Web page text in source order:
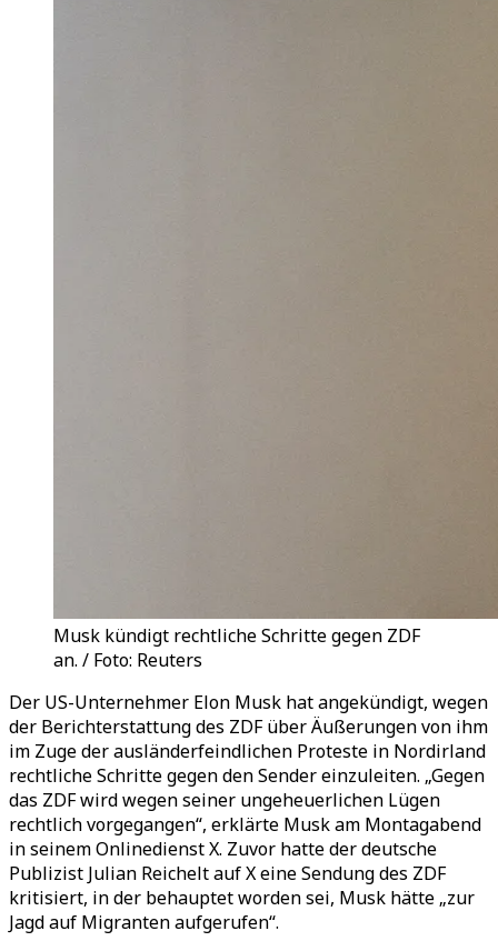
Musk kündigt rechtliche Schritte gegen ZDF
an. / Foto: Reuters
Der US-Unternehmer Elon Musk hat angekündigt, wegen
der Berichterstattung des ZDF über Äußerungen von ihm
im Zuge der ausländerfeindlichen Proteste in Nordirland
rechtliche Schritte gegen den Sender einzuleiten. „Gegen
das ZDF wird wegen seiner ungeheuerlichen Lügen
rechtlich vorgegangen“, erklärte Musk am Montagabend
in seinem Onlinedienst X. Zuvor hatte der deutsche
Publizist Julian Reichelt auf X eine Sendung des ZDF
kritisiert, in der behauptet worden sei, Musk hätte „zur
Jagd auf Migranten aufgerufen“.